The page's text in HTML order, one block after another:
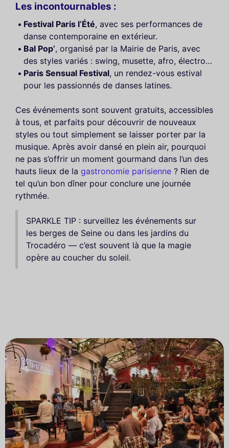
Les incontournables :
Festival Paris l’Été, avec ses performances de
danse contemporaine en extérieur.
Bal Pop’, organisé par la Mairie de Paris, avec
des styles variés : swing, musette, afro, électro…
Paris Sensual Festival, un rendez-vous estival
pour les passionnés de danses latines.
Ces événements sont souvent gratuits, accessibles
à tous, et parfaits pour découvrir de nouveaux
styles ou tout simplement se laisser porter par la
musique. Après avoir dansé en plein air, pourquoi
ne pas s’offrir un moment gourmand dans l’un des
hauts lieux de la gastronomie parisienne ? Rien de
tel qu’un bon dîner pour conclure une journée
rythmée.
SPARKLE TIP : surveillez les événements sur
les berges de Seine ou dans les jardins du
Trocadéro — c’est souvent là que la magie
opère au coucher du soleil.